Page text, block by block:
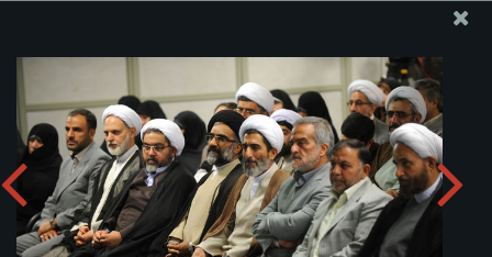
ارسال نامه
وجوهات
بازدید رهبر انقلاب از نمایشگاه تولیدات علمی مؤسسه دارالحدیث
و دیدار با مسئولان و پژوهشگران مؤسسه
دریافت آلبوم:zip